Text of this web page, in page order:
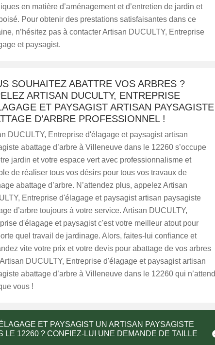
en matière d’aménagement et d’entretien de jardin et
Pour obtenir des prestations satisfaisantes dans ce
n’hésitez pas à contacter Artisan DUCULTY, Entreprise
et paysagist.
SOUHAITEZ ABATTRE VOS ARBRES ?
ARTISAN DUCULTY, ENTREPRISE
ET PAYSAGIST ARTISAN PAYSAGISTE
D’ARBRE PROFESSIONNEL !
DUCULTY, Entreprise d'élagage et paysagist artisan
abattage d’arbre à Villeneuve dans le 12260 s’occupe
jardin et votre espace vert avec professionnalisme et
de réaliser tous vos désirs pour tous vos travaux de
abattage d’arbre. N’attendez plus, appelez Artisan
Entreprise d'élagage et paysagist artisan paysagiste
d’arbre toujours à votre service. Artisan DUCULTY,
d'élagage et paysagist c'est votre meilleur atout pour
quel travail de jardinage. Alors, faites-lui confiance et
vite votre prix et votre devis pour abattage de vos arbres
DUCULTY, Entreprise d'élagage et paysagist artisan
abattage d’arbre à Villeneuve dans le 12260 qui n’attend
vous !
ET PAYSAGIST UN ARTISAN PAYSAGISTE
LE 12260 ? CONFIEZ-LUI UNE DEMANDE DE TAILLE